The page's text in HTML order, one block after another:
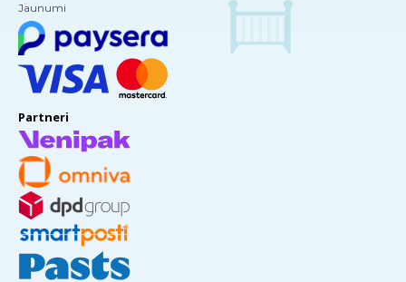
Jaunumi
Partneri